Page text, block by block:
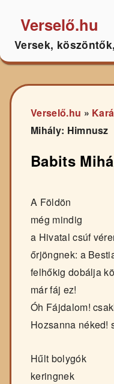
Verselő.hu
Versek,
Verselő.hu »
Mihály: Himnusz
Babits
A Földön
még mindig
a Hivatal csúf
őrjöngnek: a
felhőkig dobálja
már fáj ez!
Óh Fájdalom!
Hozsanna néked!
Hűlt bolygók
keringnek